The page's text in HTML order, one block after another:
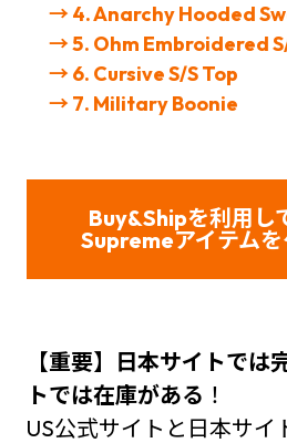
→ 4. Anarchy Hooded
→ 5. Ohm Embroidered
→ 6. Cursive S/S Top
→ 7. Military Boonie
Buy&Shipを利用し
Supremeアイテム
【重要】日本サイトでは
トでは在庫がある ！
US公式サイトと日本サイ